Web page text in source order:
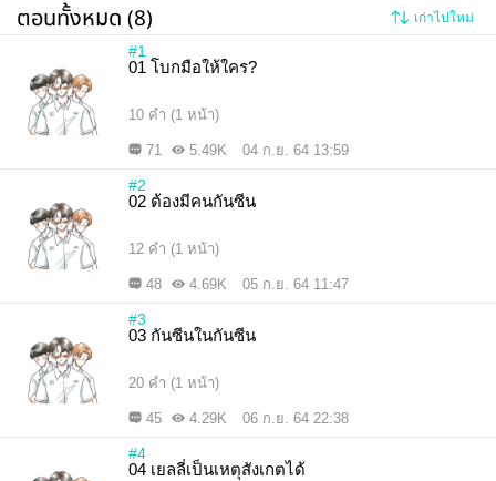
ตอนทั้งหมด (8) เก่าไปใหม่
#1
01 โบกมือให้ใคร?
10 คำ (1 หน้า)
71 5.49K 04 ก.ย. 64 13:59
#2
02 ต้องมีคนกันซีน
12 คำ (1 หน้า)
48 4.69K 05 ก.ย. 64 11:47
#3
03 กันซีนในกันซีน
20 คำ (1 หน้า)
45 4.29K 06 ก.ย. 64 22:38
#4
04 เยลลี่เป็นเหตุสังเกตได้